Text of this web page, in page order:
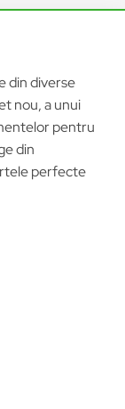
din diverse
nou, a unui
pentru
din
perfecte